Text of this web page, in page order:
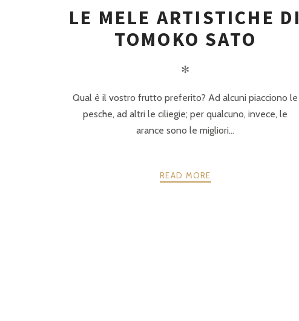
LE MELE ARTISTICHE DI
TOMOKO SATO
✻
Qual è il vostro frutto preferito? Ad alcuni piacciono le
pesche, ad altri le ciliegie; per qualcuno, invece, le
arance sono le migliori...
READ MORE